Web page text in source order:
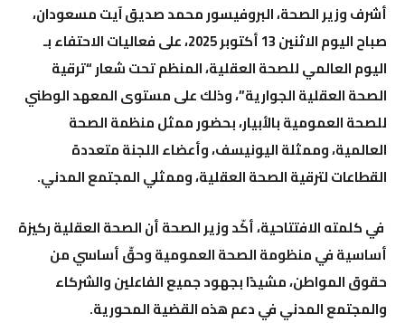
أشرف وزير الصحة، البروفيسور محمد صديق آيت مسعودان،
صباح اليوم الاثنين 13 أكتوبر 2025، على فعاليات الاحتفاء بـ
اليوم العالمي للصحة العقلية، المنظم تحت شعار “ترقية
الصحة العقلية الجوارية”، وذلك على مستوى المعهد الوطني
للصحة العمومية بالأبيار، بحضور ممثل منظمة الصحة
العالمية، وممثلة اليونيسف، وأعضاء اللجنة متعددة
القطاعات لترقية الصحة العقلية، وممثلي المجتمع المدني.
في كلمته الافتتاحية، أكّد وزير الصحة أن الصحة العقلية ركيزة
أساسية في منظومة الصحة العمومية وحقّ أساسي من
حقوق المواطن، مشيدًا بجهود جميع الفاعلين والشركاء
والمجتمع المدني في دعم هذه القضية المحورية.